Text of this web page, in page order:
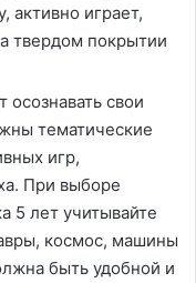
активно играет,
твердом покрытии
осознавать свои
тематические
игр,
При выборе
5 лет учитывайте
космос, машины
быть удобной и